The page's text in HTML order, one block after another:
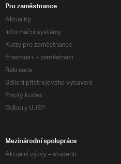
Pro zaměstnance
Aktuality
Informační systémy
Kurzy pro zaměstnance
Erasmus+ – zaměstnaci
Rekreace
Sdílení přístrojového vybavení
Etický kodex
Odbory UJEP
Mezinárodní spolupráce
Aktuální výzvy – studenti